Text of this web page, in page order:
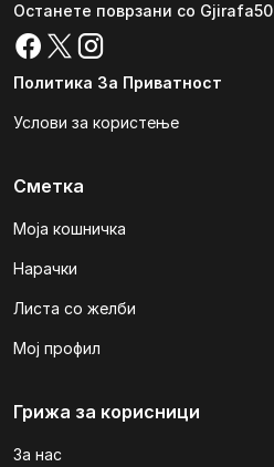
Останете поврзани со Gjirafa50
Политика За Приватност
Услови за користење
Сметка
Моја кошничка
Нарачки
Листа со желби
Мој профил
Грижа за корисници
За нас